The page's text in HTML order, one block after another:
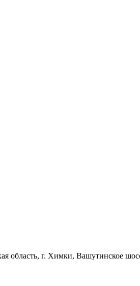
область, г. Химки, Вашутинское